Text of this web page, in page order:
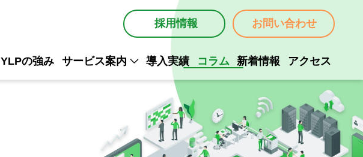
採用情報 お問い合わせ
YLPの強み
サービス案内
システム構築
システム開発
システム保守
マスターMail
導入実績 コラム 新着情報 アクセス